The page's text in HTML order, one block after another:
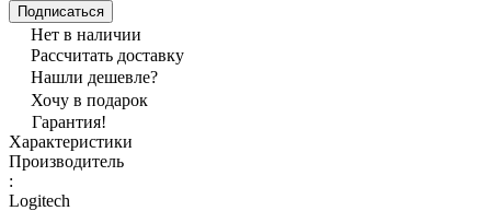
Подписаться
Нет в наличии
Рассчитать доставку
Нашли дешевле?
Хочу в подарок
Гарантия!
Характеристики
Производитель
:
Logitech